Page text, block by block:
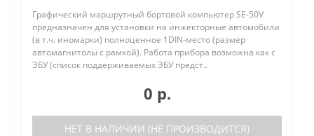
Графический маршрутный бортовой компьютер SE-50V
предназначен для установки на инжекторные автомобили
(в т.ч. иномарки) полноценное 1DIN-место (размер
автомагнитолы с рамкой). Работа прибора возможна как с
ЭБУ (список поддерживаемых ЭБУ предст..
0 р.
НЕТ В НАЛИЧИИ (НЕ ПРОИЗВОДИТСЯ)